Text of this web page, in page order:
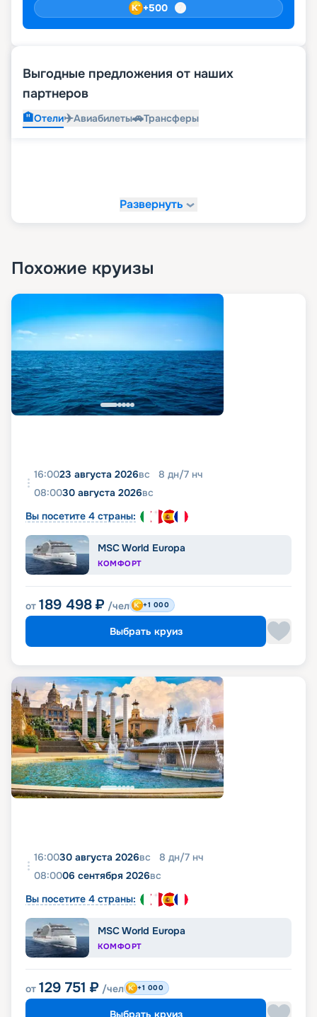
+500
Выгодные предложения от наших
партнеров
🏨Отели✈️Авиабилеты🚗Трансферы
Развернуть
Похожие круизы
16:0023 августа 2026вс 8 дн/7 нч
08:0030 августа 2026вс
Вы посетите 4 страны:
MSC World Europa
КОМФОРТ
от 189 498 ₽ /чел +1 000
Выбрать круиз
16:0030 августа 2026вс 8 дн/7 нч
08:0006 сентября 2026вс
Вы посетите 4 страны:
MSC World Europa
КОМФОРТ
от 129 751 ₽ /чел +1 000
Выбрать круиз